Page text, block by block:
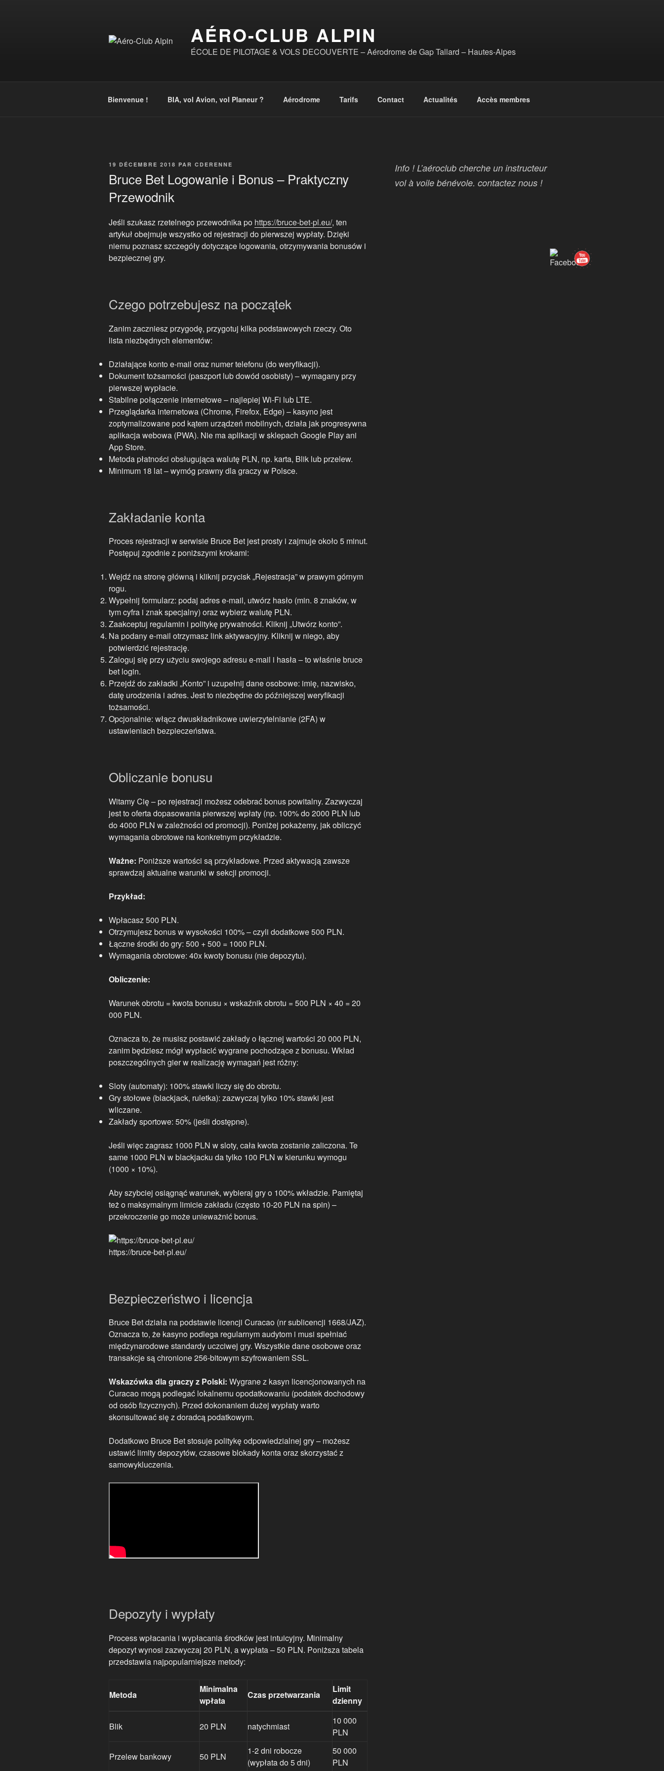
AÉRO-CLUB ALPIN
ÉCOLE DE PILOTAGE & VOLS DECOUVERTE – Aérodrome de Gap Tallard – Hautes-Alpes
Bienvenue ! BIA, vol Avion, vol Planeur ? Aérodrome Tarifs Contact Actualités Accès membres
PUBLIÉ
19 DÉCEMBRE 2018 PAR CDERENNE
Bruce Bet Logowanie i Bonus – Praktyczny
Przewodnik
Jeśli szukasz rzetelnego przewodnika po https://bruce-bet-pl.eu/, ten
artykuł obejmuje wszystko od rejestracji do pierwszej wypłaty. Dzięki
niemu poznasz szczegóły dotyczące logowania, otrzymywania bonusów i
bezpiecznej gry.
Czego potrzebujesz na początek
Zanim zaczniesz przygodę, przygotuj kilka podstawowych rzeczy. Oto
lista niezbędnych elementów:
Działające konto e-mail oraz numer telefonu (do weryfikacji).
Dokument tożsamości (paszport lub dowód osobisty) – wymagany przy
pierwszej wypłacie.
Stabilne połączenie internetowe – najlepiej Wi-Fi lub LTE.
Przeglądarka internetowa (Chrome, Firefox, Edge) – kasyno jest
zoptymalizowane pod kątem urządzeń mobilnych, działa jak progresywna
aplikacja webowa (PWA). Nie ma aplikacji w sklepach Google Play ani
App Store.
Metoda płatności obsługująca walutę PLN, np. karta, Blik lub przelew.
Minimum 18 lat – wymóg prawny dla graczy w Polsce.
Zakładanie konta
Proces rejestracji w serwisie Bruce Bet jest prosty i zajmuje około 5 minut.
Postępuj zgodnie z poniższymi krokami:
Wejdź na stronę główną i kliknij przycisk „Rejestracja” w prawym górnym
rogu.
Wypełnij formularz: podaj adres e-mail, utwórz hasło (min. 8 znaków, w
tym cyfra i znak specjalny) oraz wybierz walutę PLN.
Zaakceptuj regulamin i politykę prywatności. Kliknij „Utwórz konto”.
Na podany e-mail otrzymasz link aktywacyjny. Kliknij w niego, aby
potwierdzić rejestrację.
Zaloguj się przy użyciu swojego adresu e-mail i hasła – to właśnie bruce
bet login.
Przejdź do zakładki „Konto” i uzupełnij dane osobowe: imię, nazwisko,
datę urodzenia i adres. Jest to niezbędne do późniejszej weryfikacji
tożsamości.
Opcjonalnie: włącz dwuskładnikowe uwierzytelnianie (2FA) w
ustawieniach bezpieczeństwa.
Obliczanie bonusu
Witamy Cię – po rejestracji możesz odebrać bonus powitalny. Zazwyczaj
jest to oferta dopasowania pierwszej wpłaty (np. 100% do 2000 PLN lub
do 4000 PLN w zależności od promocji). Poniżej pokażemy, jak obliczyć
wymagania obrotowe na konkretnym przykładzie.
Ważne: Poniższe wartości są przykładowe. Przed aktywacją zawsze
sprawdzaj aktualne warunki w sekcji promocji.
Przykład:
Wpłacasz 500 PLN.
Otrzymujesz bonus w wysokości 100% – czyli dodatkowe 500 PLN.
Łączne środki do gry: 500 + 500 = 1000 PLN.
Wymagania obrotowe: 40x kwoty bonusu (nie depozytu).
Obliczenie:
Warunek obrotu = kwota bonusu × wskaźnik obrotu = 500 PLN × 40 = 20
000 PLN.
Oznacza to, że musisz postawić zakłady o łącznej wartości 20 000 PLN,
zanim będziesz mógł wypłacić wygrane pochodzące z bonusu. Wkład
poszczególnych gier w realizację wymagań jest różny:
Sloty (automaty): 100% stawki liczy się do obrotu.
Gry stołowe (blackjack, ruletka): zazwyczaj tylko 10% stawki jest
wliczane.
Zakłady sportowe: 50% (jeśli dostępne).
Jeśli więc zagrasz 1000 PLN w sloty, cała kwota zostanie zaliczona. Te
same 1000 PLN w blackjacku da tylko 100 PLN w kierunku wymogu
(1000 × 10%).
Aby szybciej osiągnąć warunek, wybieraj gry o 100% wkładzie. Pamiętaj
też o maksymalnym limicie zakładu (często 10-20 PLN na spin) –
przekroczenie go może unieważnić bonus.
https://bruce-bet-pl.eu/
Bezpieczeństwo i licencja
Bruce Bet działa na podstawie licencji Curacao (nr sublicencji 1668/JAZ).
Oznacza to, że kasyno podlega regularnym audytom i musi spełniać
międzynarodowe standardy uczciwej gry. Wszystkie dane osobowe oraz
transakcje są chronione 256-bitowym szyfrowaniem SSL.
Wskazówka dla graczy z Polski: Wygrane z kasyn licencjonowanych na
Curacao mogą podlegać lokalnemu opodatkowaniu (podatek dochodowy
od osób fizycznych). Przed dokonaniem dużej wypłaty warto
skonsultować się z doradcą podatkowym.
Dodatkowo Bruce Bet stosuje politykę odpowiedzialnej gry – możesz
ustawić limity depozytów, czasowe blokady konta oraz skorzystać z
samowykluczenia.
Depozyty i wypłaty
Process wpłacania i wypłacania środków jest intuicyjny. Minimalny
depozyt wynosi zazwyczaj 20 PLN, a wypłata – 50 PLN. Poniższa tabela
przedstawia najpopularniejsze metody:
Metoda
Minimalna
wpłata
Czas przetwarzania
Limit
dzienny
Blik 20 PLN natychmiast
10 000
PLN
Przelew bankowy 50 PLN
1-2 dni robocze
(wypłata do 5 dni)
50 000
PLN
Info ! L’aéroclub cherche un instructeur
vol à voile bénévole. contactez nous !